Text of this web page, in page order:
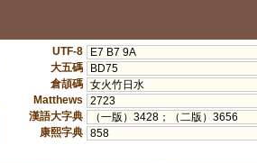
UTF-8
E7 B7 9A
大五碼
BD75
倉頡碼 女火竹日水
Matthews
2723
漢語大字典
（一版）3428；（二版）3656
康熙字典 858